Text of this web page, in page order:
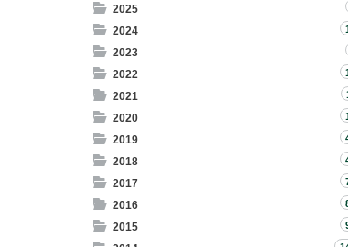
2025
2024
2023
2022
2021
2020
2019
2018
2017
2016
2015